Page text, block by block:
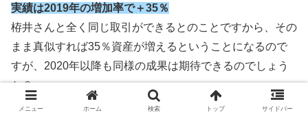
実績は2019年の増加率で＋35％
栫井さんと全く同じ取引ができるとのことですから、その
まま真似すれば35％資産が増えるということになるので
すが、2020年以降も同様の成果は期待できるのでしょう
か？
そればかりは誰にもわかりません。
メニュー ホーム 検索 トップ サイドバー